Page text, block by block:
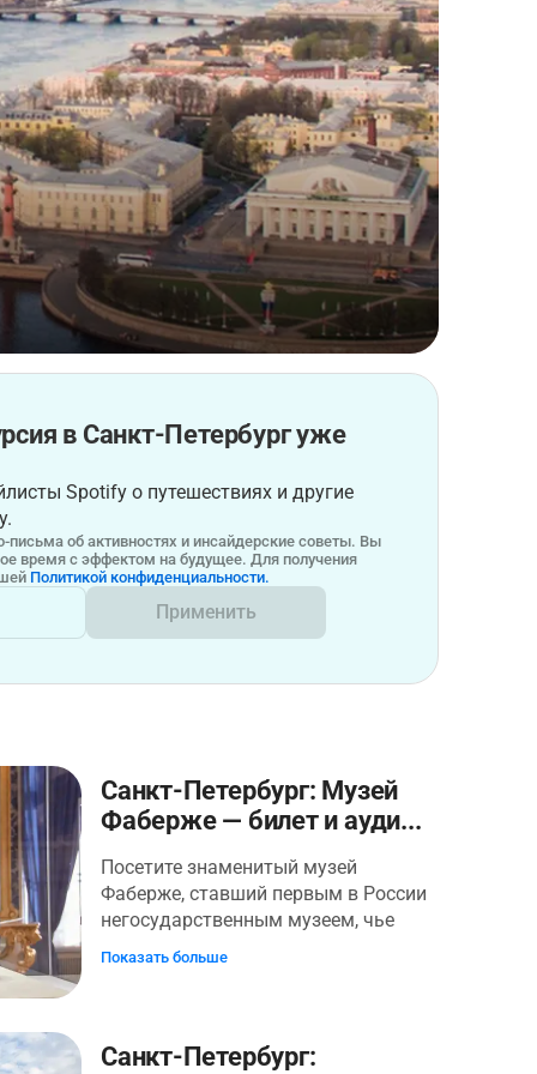
в Санкт-Петербург уже
Spotify о путешествиях и другие
об активностях и инсайдерские советы. Вы
время с эффектом на будущее. Для получения
Политикой конфиденциальности.
Применить
Санкт-Петербург: Музей
Фаберже — билет и ауди...
Посетите знаменитый музей
Фаберже, ставший первым в России
негосударственным музеем, чье
собрание имеет национальное и
которых фантазийные предметы,
Показать больше
Санкт-Петербург: